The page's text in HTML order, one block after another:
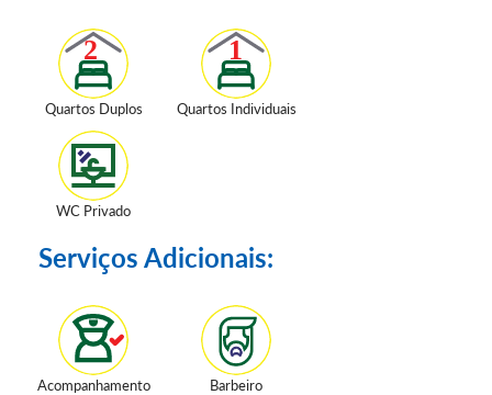
Quartos Duplos Quartos Individuais
WC Privado
Serviços Adicionais:
Acompanhamento Barbeiro